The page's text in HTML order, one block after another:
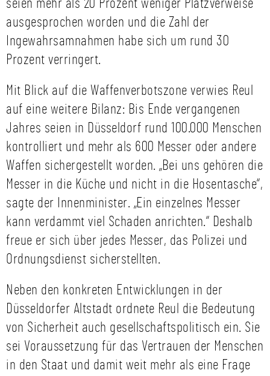
seien mehr als 20 Prozent weniger Platzverweise
ausgesprochen worden und die Zahl der
Ingewahrsamnahmen habe sich um rund 30
Prozent verringert.
Mit Blick auf die Waffenverbotszone verwies Reul
auf eine weitere Bilanz: Bis Ende vergangenen
Jahres seien in Düsseldorf rund 100.000 Menschen
kontrolliert und mehr als 600 Messer oder andere
Waffen sichergestellt worden. „Bei uns gehören die
Messer in die Küche und nicht in die Hosentasche“,
sagte der Innenminister. „Ein einzelnes Messer
kann verdammt viel Schaden anrichten.“ Deshalb
freue er sich über jedes Messer, das Polizei und
Ordnungsdienst sicherstellten.
Neben den konkreten Entwicklungen in der
Düsseldorfer Altstadt ordnete Reul die Bedeutung
von Sicherheit auch gesellschaftspolitisch ein. Sie
sei Voraussetzung für das Vertrauen der Menschen
in den Staat und damit weit mehr als eine Frage